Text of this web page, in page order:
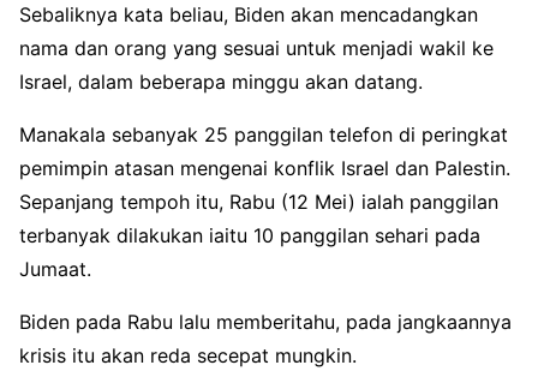
Sebaliknya kata beliau, Biden akan mencadangkan
nama dan orang yang sesuai untuk menjadi wakil ke
Israel, dalam beberapa minggu akan datang.
Manakala sebanyak 25 panggilan telefon di peringkat
pemimpin atasan mengenai konflik Israel dan Palestin.
Sepanjang tempoh itu, Rabu (12 Mei) ialah panggilan
terbanyak dilakukan iaitu 10 panggilan sehari pada
Jumaat.
Biden pada Rabu lalu memberitahu, pada jangkaannya
krisis itu akan reda secepat mungkin.